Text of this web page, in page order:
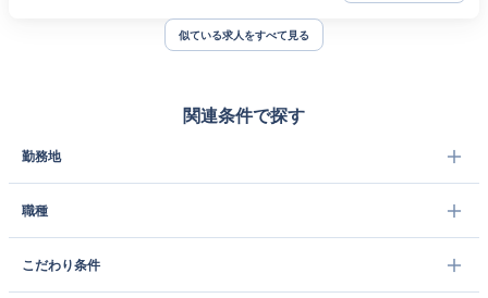
似ている求人をすべて見る
関連条件で探す
勤務地
職種
こだわり条件